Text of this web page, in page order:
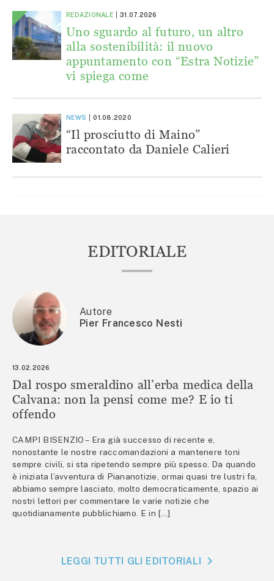
REDAZIONALE 31.07.2026
Uno sguardo al futuro, un altro
alla sostenibilità: il nuovo
appuntamento con “Estra Notizie”
vi spiega come
NEWS 01.08.2020
“Il prosciutto di Maino”
raccontato da Daniele Calieri
EDITORIALE
Autore
Pier Francesco Nesti
13.02.2026
Dal rospo smeraldino all’erba medica della
Calvana: non la pensi come me? E io ti
offendo
CAMPI BISENZIO – Era già successo di recente e,
nonostante le nostre raccomandazioni a mantenere toni
sempre civili, si sta ripetendo sempre più spesso. Da quando
è iniziata l’avventura di Piananotizie, ormai quasi tre lustri fa,
abbiamo sempre lasciato, molto democraticamente, spazio ai
nostri lettori per commentare le varie notizie che
quotidianamente pubblichiamo. E in […]
LEGGI TUTTI GLI EDITORIALI